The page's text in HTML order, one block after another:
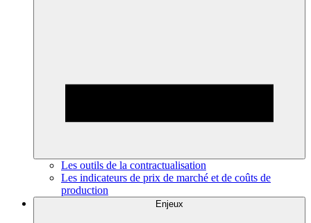
Les outils de la contractualisation
Les indicateurs de prix de marché et de coûts de
production
Enjeux